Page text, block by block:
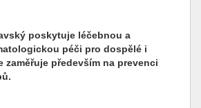
poskytuje léčebnou a
péči pro dospělé i
zaměřuje především na prevenci